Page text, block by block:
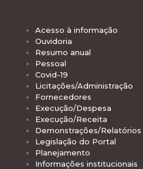
Acesso à informação
Ouvidoria
Resumo anual
Pessoal
Covid-19
Licitações/Administração
Fornecedores
Execução/Despesa
Execução/Receita
Demonstrações/Relatórios
Legislação do Portal
Planejamento
Informações institucionais